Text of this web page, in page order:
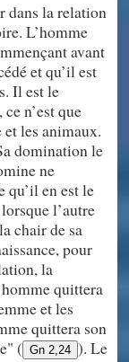
dans la relation
L’homme
avant
et qu’il est
Il est le
n’est que
et les animaux.
domination le
ne
qu’il en est le
l’autre
chair de sa
pour
la
quittera
et les
quittera son
( Gn 2,24 ). Le